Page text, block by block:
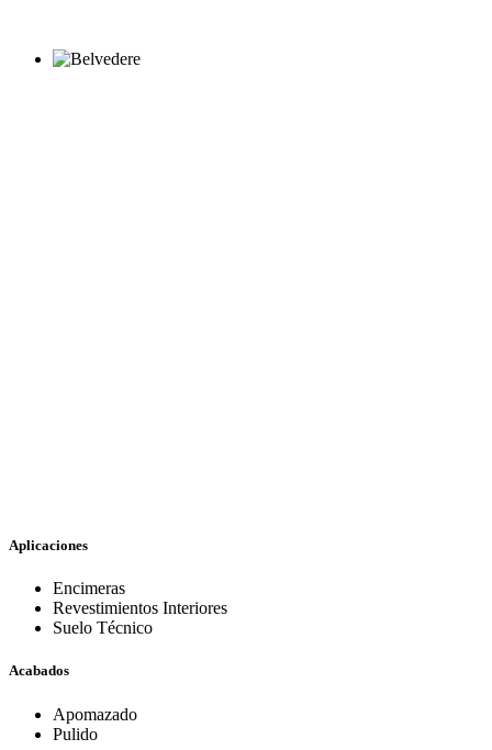
Aplicaciones
Encimeras
Revestimientos Interiores
Suelo Técnico
Acabados
Apomazado
Pulido